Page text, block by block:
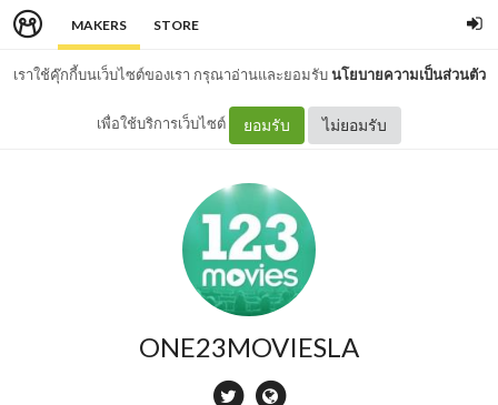
MAKERS STORE
เราใช้คุ๊กกี้บนเว็บไซต์ของเรา กรุณาอ่านและยอมรับนโยบายความเป็นส่วนตัว
เพื่อใช้บริการเว็บไซต์ ยอมรับ ไม่ยอมรับ
ONE23MOVIESLA